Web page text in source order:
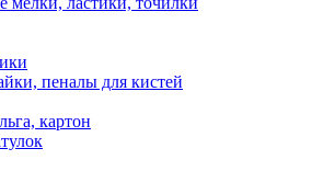
пеналы для кистей
картон